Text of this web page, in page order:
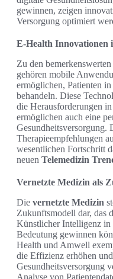
gewinnen, zeigen
Versorgung optimiert
E-Health Innovationen
Zu den
gehören mobile
ermöglichen, Patienten
behandeln. Diese
die Herausforderungen
ermöglichen auch eine
Therapieempfehlungen
wesentlichen Fortschritt
neuen Telemedizin
Vernetzte Medizin als
Die vernetzte Medizin
Zukunftsmodell dar, das
Künstlicher Intelligenz in
Bedeutung gewinnen
Health und Amwell
die Effizienz erhöhen
Gesundheitsversorgung
Analyse von